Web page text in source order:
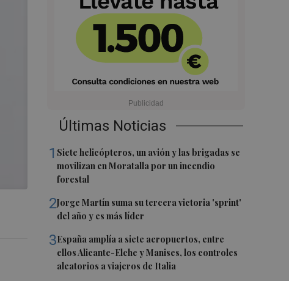
Últimas Noticias
1 Siete helicópteros, un avión y las brigadas se
movilizan en Moratalla por un incendio
forestal
2Jorge Martín suma su tercera victoria 'sprint'
del año y es más líder
3España amplía a siete aeropuertos, entre
ellos Alicante-Elche y Manises, los controles
aleatorios a viajeros de Italia